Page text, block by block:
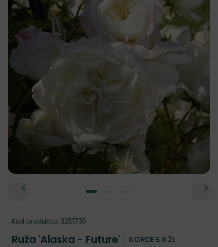
Kód produktu: 3251735
Ruža 'Alaska - Future' KORDES K2L